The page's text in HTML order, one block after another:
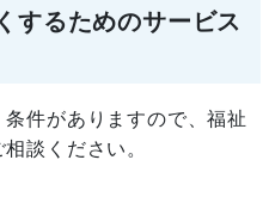
するためのサービス
件がありますので、福祉
談ください。